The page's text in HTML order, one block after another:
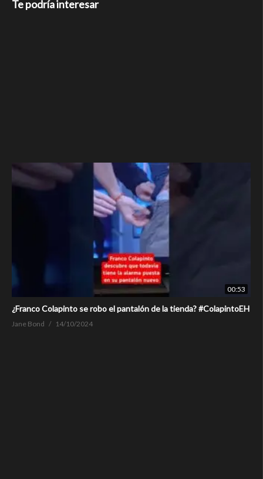
Te podría interesar
00:53
¿Franco Colapinto se robo el pantalón de la tienda? #ColapintoEH
Jane Bond 14/10/2024